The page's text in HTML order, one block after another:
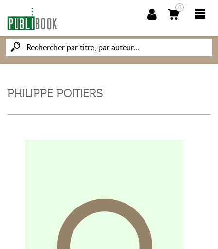
0
NOUVEAUTÉS
PUBLIBOOK
SOCIÉTÉ DES ÉCRIVAINS
CONNAISSANCES ET SAVOIRS
PHILIPPE POITIERS